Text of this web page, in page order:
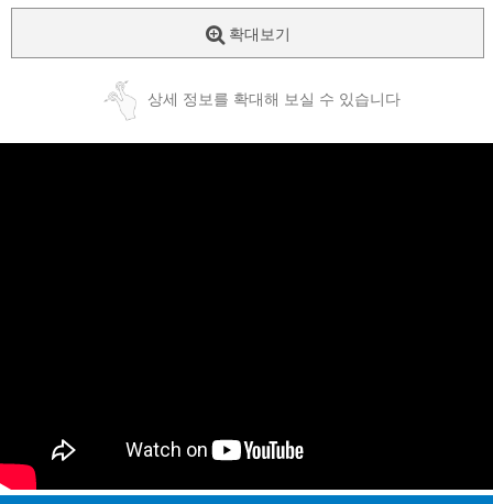
확대보기
상세 정보를 확대해 보실 수 있습니다